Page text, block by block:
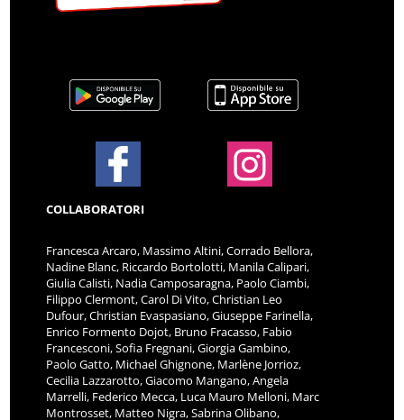
COLLABORATORI
Francesca Arcaro, Massimo Altini, Corrado Bellora,
Nadine Blanc, Riccardo Bortolotti, Manila Calipari,
Giulia Calisti, Nadia Camposaragna, Paolo Ciambi,
Filippo Clermont, Carol Di Vito, Christian Leo
Dufour, Christian Evaspasiano, Giuseppe Farinella,
Enrico Formento Dojot, Bruno Fracasso, Fabio
Francesconi, Sofia Fregnani, Giorgia Gambino,
Paolo Gatto, Michael Ghignone, Marlène Jorrioz,
Cecilia Lazzarotto, Giacomo Mangano, Angela
Marrelli, Federico Mecca, Luca Mauro Melloni, Marc
Montrosset, Matteo Nigra, Sabrina Olibano,